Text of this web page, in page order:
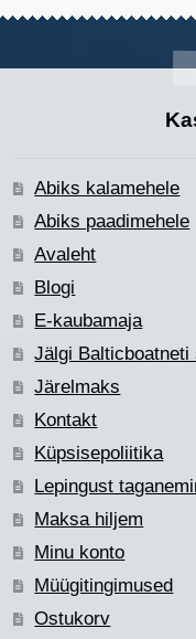
Abiks kalamehele
Abiks paadimehele
Avaleht
Blogi
E-kaubamaja
Jälgi Balticboatneti
Järelmaks
Kontakt
Küpsisepoliitika
Lepingust
Maksa hiljem
Minu konto
Müügitingimused
Ostukorv